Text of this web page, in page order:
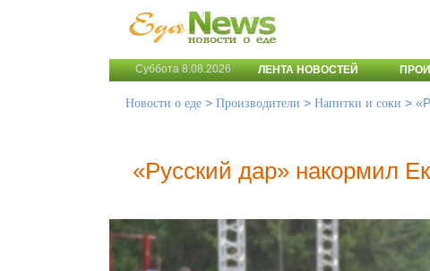
Суббота 8.08.2026 ЛЕНТА НОВОСТЕЙ
Новости о еде > Производители > Напитки и соки >
«Русский дар» накормил